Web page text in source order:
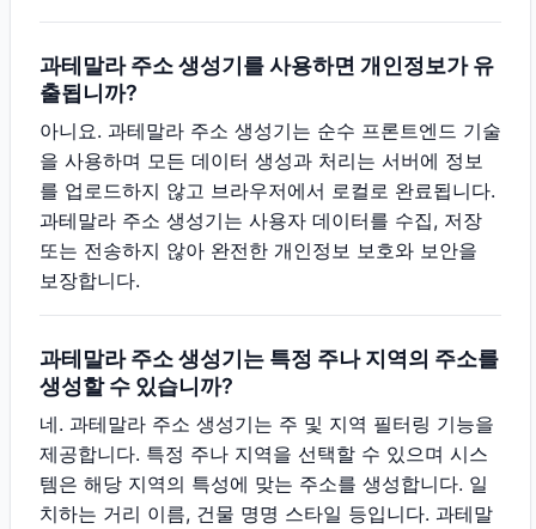
과테말라 주소 생성기를 사용하면 개인정보가 유
출됩니까?
아니요. 과테말라 주소 생성기는 순수 프론트엔드 기술
을 사용하며 모든 데이터 생성과 처리는 서버에 정보
를 업로드하지 않고 브라우저에서 로컬로 완료됩니다.
과테말라 주소 생성기는 사용자 데이터를 수집, 저장
또는 전송하지 않아 완전한 개인정보 보호와 보안을
보장합니다.
과테말라 주소 생성기는 특정 주나 지역의 주소를
생성할 수 있습니까?
네. 과테말라 주소 생성기는 주 및 지역 필터링 기능을
제공합니다. 특정 주나 지역을 선택할 수 있으며 시스
템은 해당 지역의 특성에 맞는 주소를 생성합니다. 일
치하는 거리 이름, 건물 명명 스타일 등입니다. 과테말